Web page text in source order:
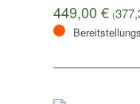
449,00€ (